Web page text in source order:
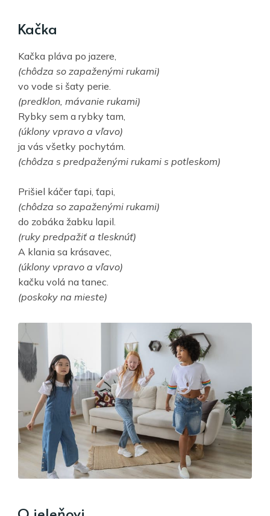
Kačka
Kačka pláva po jazere,
(chôdza so zapaženými rukami)
vo vode si šaty perie.
(predklon, mávanie rukami)
Rybky sem a rybky tam,
(úklony vpravo a vľavo)
ja vás všetky pochytám.
(chôdza s predpaženými rukami s potleskom)
Prišiel káčer ťapi, ťapi,
(chôdza so zapaženými rukami)
do zobáka žabku lapil.
(ruky predpažiť a tlesknúť)
A klania sa krásavec,
(úklony vpravo a vľavo)
kačku volá na tanec.
(poskoky na mieste)